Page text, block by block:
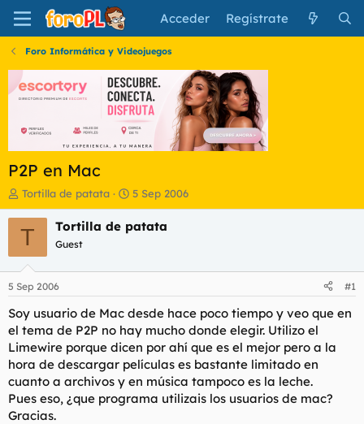
Acceder Regístrate
Foro Informática y Videojuegos
P2P en Mac
I
n
i
a
o
r
d
e
t
e
m
a
Tortilla de patata
F
e
c
i
n
c
i
o
5 Sep 2006
T Tortilla de patata
Guest
5 Sep 2006 #1
Soy usuario de Mac desde hace poco tiempo y veo que en
el tema de P2P no hay mucho donde elegir. Utilizo el
Limewire porque dicen por ahí que es el mejor pero a la
hora de descargar películas es bastante limitado en
cuanto a archivos y en música tampoco es la leche.
Pues eso, ¿que programa utilizais los usuarios de mac?
Gracias.